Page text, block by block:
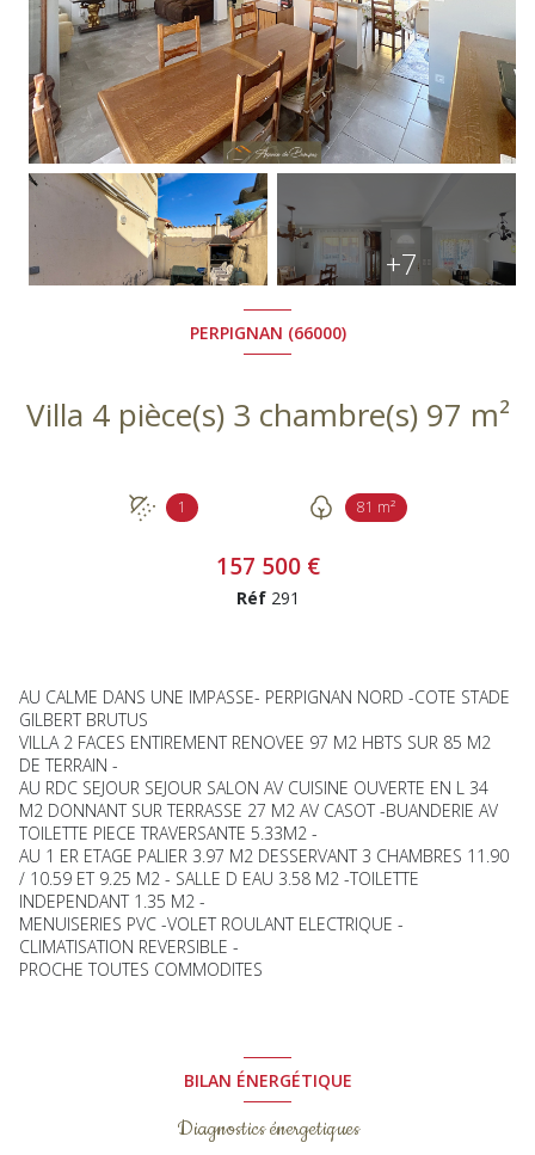
+7
PERPIGNAN (66000)
Villa 4 pièce(s) 3 chambre(s) 97 m²
1 81 m²
157 500 €
Réf 291
AU CALME DANS UNE IMPASSE- PERPIGNAN NORD -COTE STADE
GILBERT BRUTUS
VILLA 2 FACES ENTIREMENT RENOVEE 97 M2 HBTS SUR 85 M2
DE TERRAIN -
AU RDC SEJOUR SEJOUR SALON AV CUISINE OUVERTE EN L 34
M2 DONNANT SUR TERRASSE 27 M2 AV CASOT -BUANDERIE AV
TOILETTE PIECE TRAVERSANTE 5.33M2 -
AU 1 ER ETAGE PALIER 3.97 M2 DESSERVANT 3 CHAMBRES 11.90
/ 10.59 ET 9.25 M2 - SALLE D EAU 3.58 M2 -TOILETTE
INDEPENDANT 1.35 M2 -
MENUISERIES PVC -VOLET ROULANT ELECTRIQUE -
CLIMATISATION REVERSIBLE -
PROCHE TOUTES COMMODITES
BILAN ÉNERGÉTIQUE
Diagnostics énergetiques